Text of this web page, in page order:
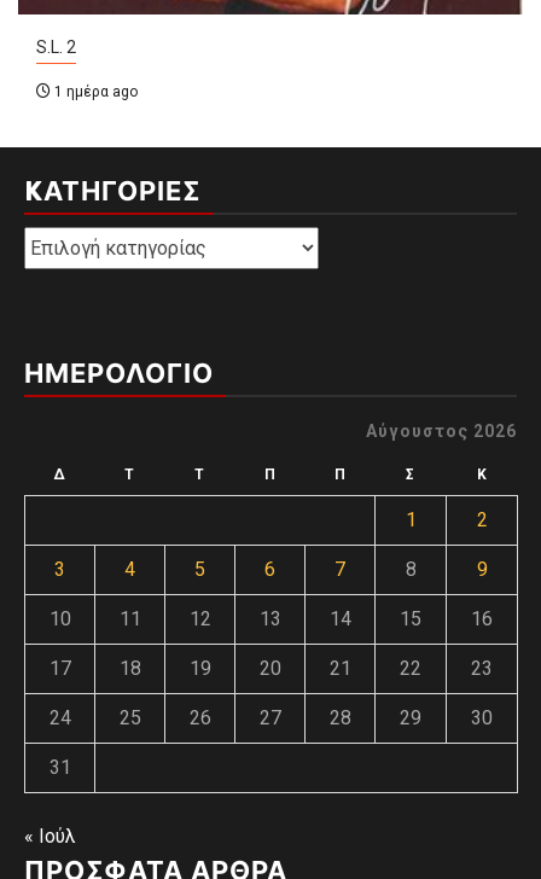
S.L. 2
1 ημέρα ago
KΑΤΗΓΟΡΊΕΣ
Kατηγορίες
ΗΜΕΡΟΛΟΓΙΟ
Αύγουστος 2026
Δ Τ Τ Π Π Σ Κ
1 2
3 4 5 6 7 8 9
10 11 12 13 14 15 16
17 18 19 20 21 22 23
24 25 26 27 28 29 30
31
« Ιούλ
ΠΡΌΣΦΑΤΑ ΆΡΘΡΑ